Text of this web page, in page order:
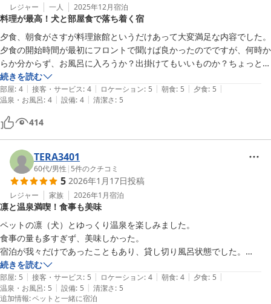
レジャー 一人 2025年12月宿泊
料理が最高！犬と部屋食で落ち着く宿
夕食、朝食がさすが料理旅館というだけあって大変満足な内容でした。
夕食の開始時間が最初にフロントで聞けば良かったのでですが、何時か
らか分からず、お風呂に入ろうか？出掛けてもいいものか？ちょっと悩
みましたが…。建物は古いですが静かだし、わんこと一緒のお部屋食は
やっぱり落ち着きます。また、利用させて頂きます。
続きを読む
部屋: 4 | 接客・サービス: 4 | ロケーション: 5 | 朝食: 5 | 夕食: 5 |
温泉・お風呂: 4 | 設備: 4 | 清潔さ: 5
414
TERA3401
60代/男性 | 5件のクチコミ
5 2026年1月17日投稿
レジャー 家族 2026年1月宿泊
凛と温泉満喫！食事も美味
ペットの凛（犬）とゆっくり温泉を楽しみました。
食事の量も多すぎず、美味しかった。
宿泊が我々だけであったこともあり、貸し切り風呂状態でした。
時間帯により、熱かったり、ぬるかったりしましたが、その変化も楽し
めました。
ありがとうございました。
続きを読む
部屋: 5 | 接客・サービス: 5 | ロケーション: 4 | 朝食: 4 | 夕食: 5 |
温泉・お風呂: 5 | 設備: 5 | 清潔さ: 5
追加情報:ペットと一緒に宿泊